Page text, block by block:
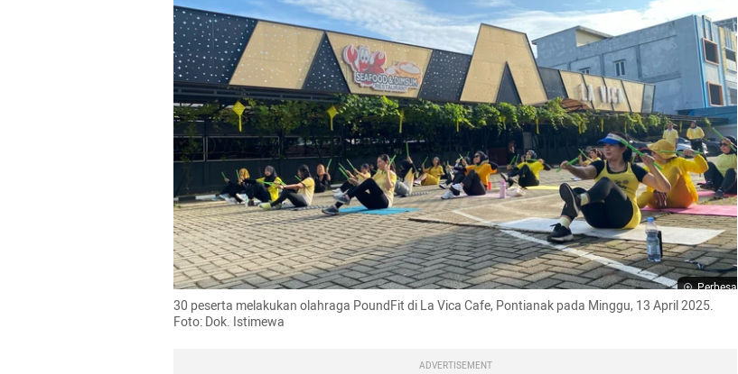
Perbesar
30 peserta melakukan olahraga PoundFit di La Vica Cafe, Pontianak pada Minggu, 13 April 2025.
Foto: Dok. Istimewa
ADVERTISEMENT